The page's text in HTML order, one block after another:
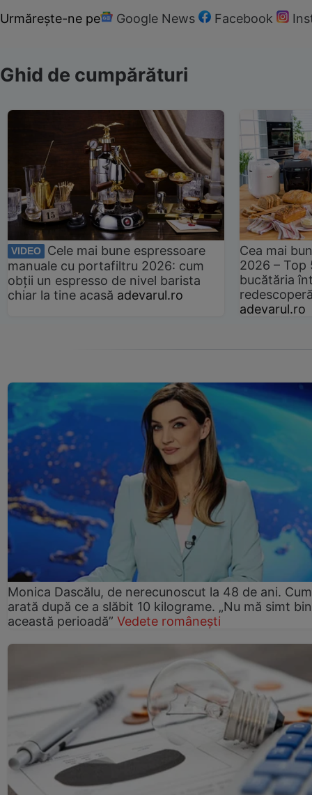
Urmărește-ne pe Google News Facebook
Ghid de cumpărături
VIDEO
Cele mai bune espressoare
manuale cu portafiltru 2026: cum
obții un espresso de nivel barista
chiar la tine acasă adevarul.ro
Cea mai
2026 –
bucătăria
adevarul.ro
Monica Dascălu, de nerecunoscut la 48 de ani. Cum
arată după ce a slăbit 10 kilograme. „Nu mă simt
această perioadă” Vedete românești